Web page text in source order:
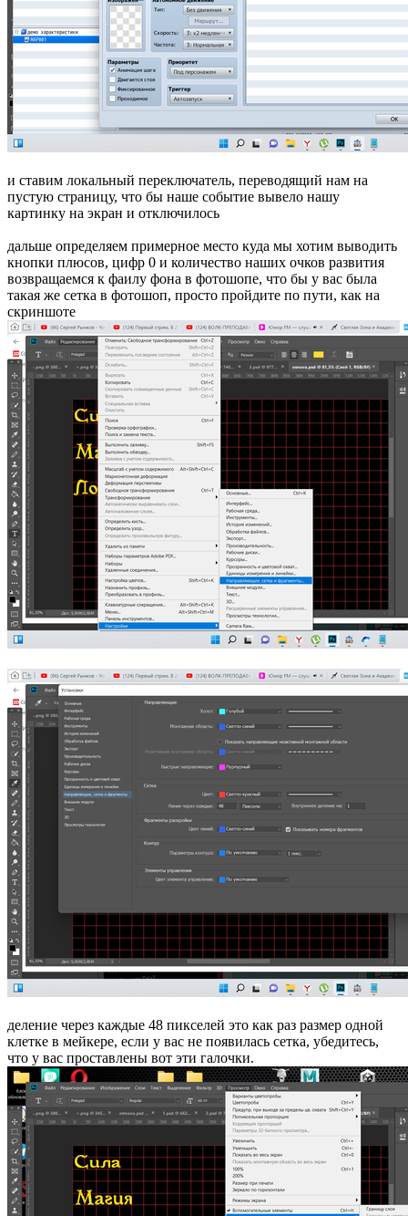
и ставим локальный переключатель, переводящий нам на
пустую страницу, что бы наше событие вывело нашу
картинку на экран и отключилось
дальше определяем примерное место куда мы хотим выводить
кнопки плюсов, цифр 0 и количество наших очков развития
возвращаемся к фаилу фона в фотошопе, что бы у вас была
такая же сетка в фотошоп, просто пройдите по пути, как на
скриншоте
деление через каждые 48 пикселей это как раз размер одной
клетке в мейкере, если у вас не появилась сетка, убедитесь,
что у вас проставлены вот эти галочки.